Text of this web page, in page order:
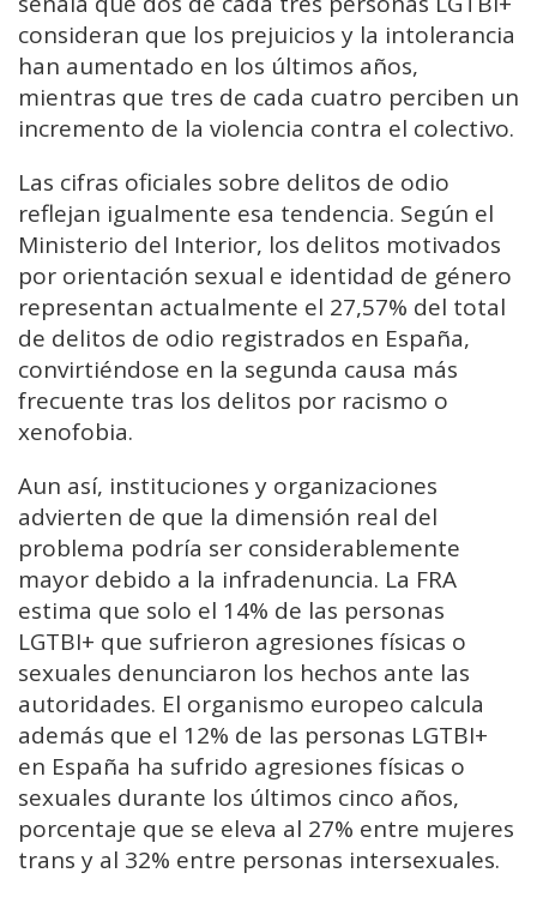
consideran que los prejuicios y la intolerancia
han aumentado en los últimos años,
mientras que tres de cada cuatro perciben un
incremento de la violencia contra el colectivo.
Las cifras oficiales sobre delitos de odio
reflejan igualmente esa tendencia. Según el
Ministerio del Interior, los delitos motivados
por orientación sexual e identidad de género
representan actualmente el 27,57% del total
de delitos de odio registrados en España,
convirtiéndose en la segunda causa más
frecuente tras los delitos por racismo o
xenofobia.
Aun así, instituciones y organizaciones
advierten de que la dimensión real del
problema podría ser considerablemente
mayor debido a la infradenuncia. La FRA
estima que solo el 14% de las personas
LGTBI+ que sufrieron agresiones físicas o
sexuales denunciaron los hechos ante las
autoridades. El organismo europeo calcula
además que el 12% de las personas LGTBI+
en España ha sufrido agresiones físicas o
sexuales durante los últimos cinco años,
porcentaje que se eleva al 27% entre mujeres
trans y al 32% entre personas intersexuales.